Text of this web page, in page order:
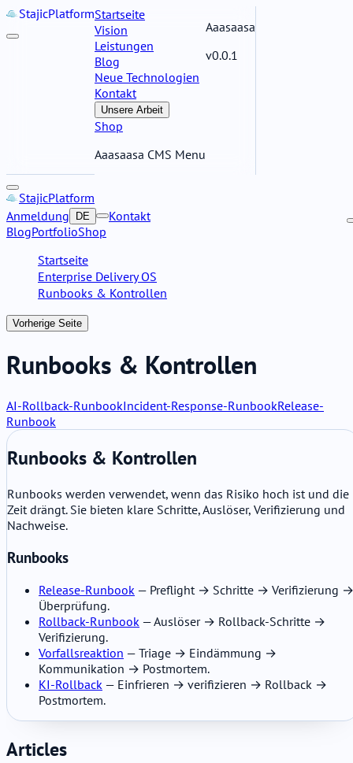
StajicPlatformStartseite
Vision
Leistungen
Blog
Neue Technologien
Kontakt
Unsere Arbeit
Shop
Aaasaasa CMS Menu
Aaasaasa
v0.0.1
StajicPlatform
BlogPortfolioShop
Anmeldung DE Kontakt
Startseite
Enterprise Delivery OS
Runbooks & Kontrollen
Vorherige Seite
Runbooks & Kontrollen
AI-Rollback-RunbookIncident-Response-RunbookRelease-
Runbook
Runbooks & Kontrollen
Runbooks werden verwendet, wenn das Risiko hoch ist und die
Zeit drängt. Sie bieten klare Schritte, Auslöser, Verifizierung und
Nachweise.
Runbooks
Release-Runbook — Preflight → Schritte → Verifizierung →
Überprüfung.
Rollback-Runbook — Auslöser → Rollback-Schritte →
Verifizierung.
Vorfallsreaktion — Triage → Eindämmung →
Kommunikation → Postmortem.
KI-Rollback — Einfrieren → verifizieren → Rollback →
Postmortem.
Articles